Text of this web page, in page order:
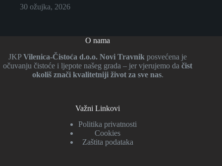
30 ožujka, 2026
O nama
JKPVilenica-Čistoća d.o.o. Novi Travnik posvećena je
očuvanju čistoće i ljepote našeg grada – jer vjerujemo dačist
okoliš znači kvalitetniji život za sve nas.
Važni Linkovi
Politika privatnosti
Cookies
Zaštita podataka